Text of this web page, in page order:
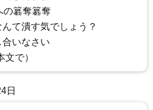
の簒奪簒奪
て潰す気でしょう？
いなさい
で）
日